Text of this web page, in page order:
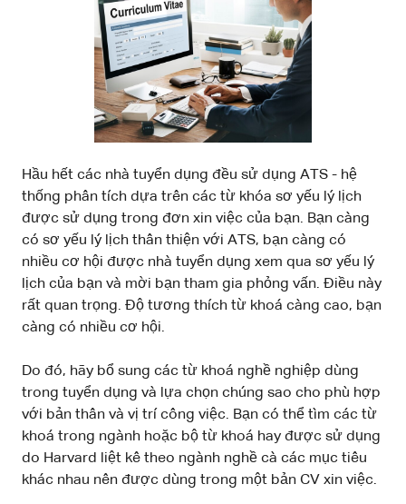
Hầu hết các nhà tuyển dụng đều sử dụng ATS - hệ
thống phân tích dựa trên các từ khóa sơ yếu lý lịch
được sử dụng trong đơn xin việc của bạn. Bạn càng
có sơ yếu lý lịch thân thiện với ATS, bạn càng có
nhiều cơ hội được nhà tuyển dụng xem qua sơ yếu lý
lịch của bạn và mời bạn tham gia phỏng vấn. Điều này
rất quan trọng. Độ tương thích từ khoá càng cao, bạn
càng có nhiều cơ hội.
Do đó, hãy bổ sung các từ khoá nghề nghiệp dùng
trong tuyển dụng và lựa chọn chúng sao cho phù hợp
với bản thân và vị trí công việc. Bạn có thể tìm các từ
khoá trong ngành hoặc bộ từ khoá hay được sử dụng
do Harvard liệt kê theo ngành nghề cà các mục tiêu
khác nhau nên được dùng trong một bản CV xin việc.